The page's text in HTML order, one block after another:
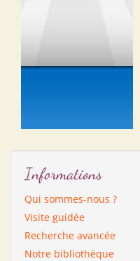
Informations
Qui sommes-nous ?
Visite guidée
Recherche avancée
Notre bibliothèque